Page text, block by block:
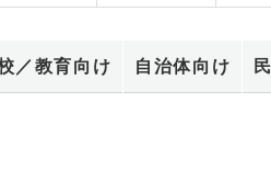
／教育向け 自治体向け